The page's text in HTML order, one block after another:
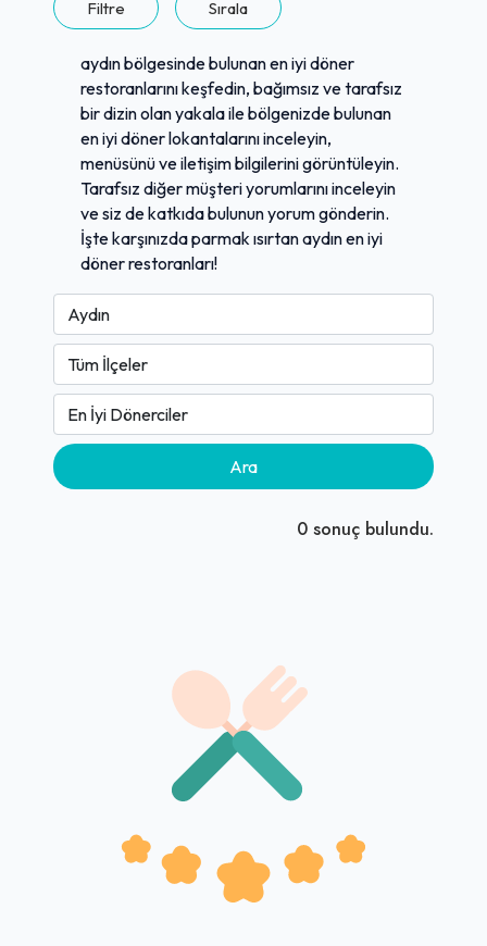
Filtre Sırala
aydın bölgesinde bulunan en iyi döner
restoranlarını keşfedin, bağımsız ve tarafsız
bir dizin olan yakala ile bölgenizde bulunan
en iyi döner lokantalarını inceleyin,
menüsünü ve iletişim bilgilerini görüntüleyin.
Tarafsız diğer müşteri yorumlarını inceleyin
ve siz de katkıda bulunun yorum gönderin.
İşte karşınızda parmak ısırtan aydın en iyi
döner restoranları!
Ara
0 sonuç bulundu.